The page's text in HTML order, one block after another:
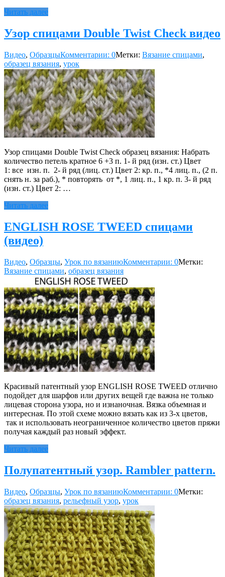
Читать далее
Узор спицами Double Twist Check видео
Видео, ОбразцыКомментарии: 0Метки: Вязание спицами,
образец вязания, урок
Узор спицами Double Twist Check образец вязания: Набрать
количество петель кратное 6 +3 п. 1- й ряд (изн. ст.) Цвет
1: все изн. п. 2- й ряд (лиц. ст.) Цвет 2: кр. п., *4 лиц. п., (2 п.
снять н. за раб.), * повторять от *, 1 лиц. п., 1 кр. п. 3- й ряд
(изн. ст.) Цвет 2: …
Читать далее
ENGLISH ROSE TWEED спицами
(видео)
Видео, Образцы, Урок по вязаниюКомментарии: 0Метки:
Вязание спицами, образец вязания
Красивый патентный узор ENGLISH ROSE TWEED отлично
подойдет для шарфов или других вещей где важна не только
лицевая сторона узора, но и изнаночная. Вязка объемная и
интересная. По этой схеме можно вязать как из 3-х цветов,
так и использовать неограниченное количество цветов пряжи
получая каждый раз новый эффект.
Читать далее
Полупатентный узор. Rambler pattern.
Видео, Образцы, Урок по вязаниюКомментарии: 0Метки:
образец вязания, рельефный узор, урок